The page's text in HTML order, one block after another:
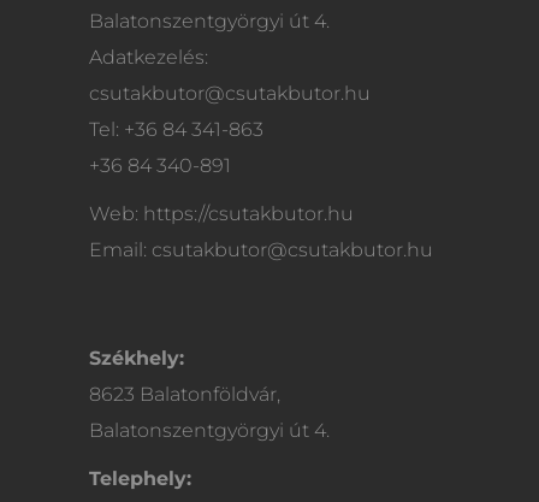
Balatonszentgyörgyi út 4.
Adatkezelés:
csutakbutor@csutakbutor.hu
Tel: +36 84 341-863
+36 84 340-891
Web: https://csutakbutor.hu
Email: csutakbutor@csutakbutor.hu
Székhely:
8623 Balatonföldvár,
Balatonszentgyörgyi út 4.
Telephely: